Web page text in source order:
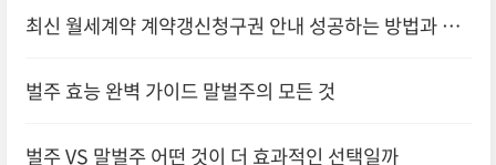
최신 월세계약 계약갱신청구권 안내 성공하는 방법과 실
벌주 효능 완벽 가이드 말벌주의 모든 것
벌주 VS 말벌주 어떤 것이 더 효과적인 선택일까